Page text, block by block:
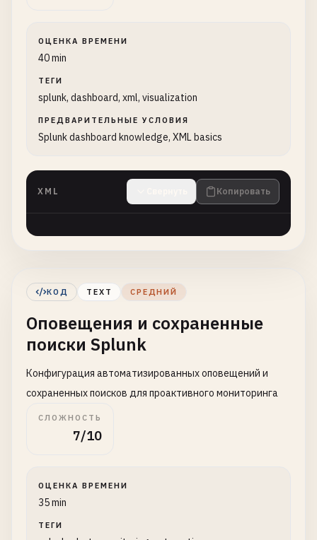
ОЦЕНКА ВРЕМЕНИ
40 min
ТЕГИ
splunk, dashboard, xml, visualization
ПРЕДВАРИТЕЛЬНЫЕ УСЛОВИЯ
Splunk dashboard knowledge, XML basics
XML Копировать
КОД TEXT СРЕДНИЙ
Оповещения и сохраненные
поиски Splunk
Конфигурация автоматизированных оповещений и
сохраненных поисков для проактивного мониторинга
СЛОЖНОСТЬ
7/10
ОЦЕНКА ВРЕМЕНИ
35 min
ТЕГИ